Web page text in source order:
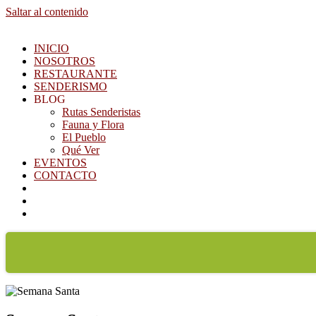
Saltar al contenido
INICIO
NOSOTROS
RESTAURANTE
SENDERISMO
BLOG
Rutas Senderistas
Fauna y Flora
El Pueblo
Qué Ver
EVENTOS
CONTACTO